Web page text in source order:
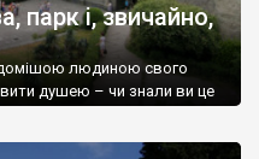
парк і, звичайно,
людиною свого
душею – чи знали ви це